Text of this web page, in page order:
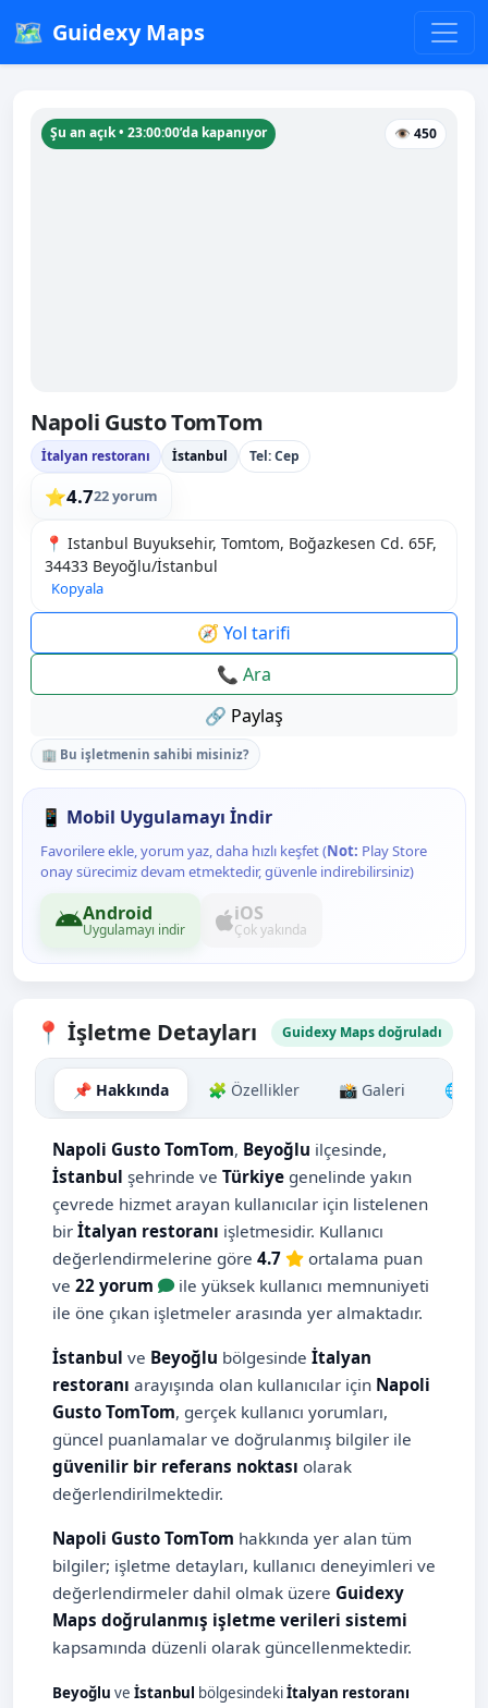
🗺️ Guidexy Maps
Şu an açık • 23:00:00’da kapanıyor 👁 450
Napoli Gusto TomTom
İtalyan restoranı İstanbul Tel: Cep
⭐4.722 yorum
📍 Istanbul Buyuksehir, Tomtom, Boğazkesen Cd. 65F,
34433 Beyoğlu/İstanbul
Kopyala
🧭 Yol tarifi
📞 Ara
🔗 Paylaş
🏢 Bu işletmenin sahibi misiniz?
📱 Mobil Uygulamayı İndir
Favorilere ekle, yorum yaz, daha hızlı keşfet (Not: Play Store
onay sürecimiz devam etmektedir, güvenle indirebilirsiniz)
Android
Uygulamayı indir
iOS
Çok yakında
📍 İşletme Detayları Guidexy Maps doğruladı
📌 Hakkında 🧩 Özellikler 📸 Galeri 🌐
Napoli Gusto TomTom, Beyoğlu ilçesinde,
İstanbul şehrinde ve Türkiye genelinde yakın
çevrede hizmet arayan kullanıcılar için listelenen
bir İtalyan restoranı işletmesidir. Kullanıcı
değerlendirmelerine göre 4.7
ortalama puan
ve 22 yorum
ile yüksek kullanıcı memnuniyeti
ile öne çıkan işletmeler arasında yer almaktadır.
İstanbul ve Beyoğlu bölgesinde İtalyan
restoranı arayışında olan kullanıcılar için Napoli
Gusto TomTom, gerçek kullanıcı yorumları,
güncel puanlamalar ve doğrulanmış bilgiler ile
güvenilir bir referans noktası olarak
değerlendirilmektedir.
Napoli Gusto TomTom hakkında yer alan tüm
bilgiler; işletme detayları, kullanıcı deneyimleri ve
değerlendirmeler dahil olmak üzere Guidexy
Maps doğrulanmış işletme verileri sistemi
kapsamında düzenli olarak güncellenmektedir.
Beyoğlu ve İstanbul bölgesindekiİtalyan restoranı